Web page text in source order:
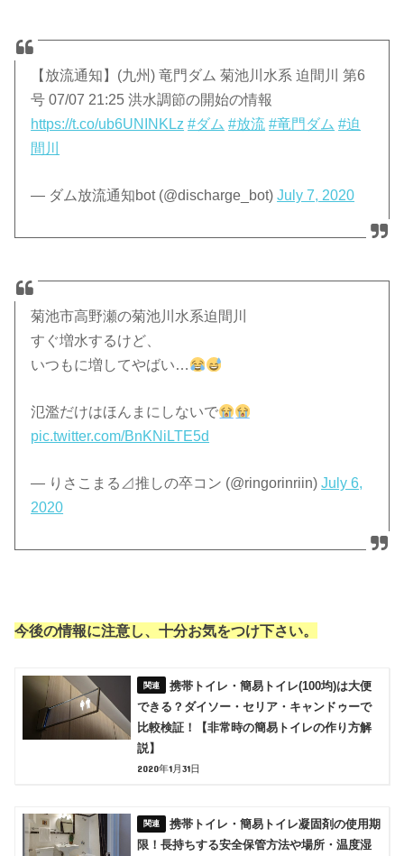
【放流通知】(九州) 竜門ダム 菊池川水系 迫間川 第6
号 07/07 21:25 洪水調節の開始の情報
https://t.co/ub6UNINKLz #ダム #放流 #竜門ダム #迫
間川
— ダム放流通知bot (@discharge_bot)July 7, 2020
菊池市高野瀬の菊池川水系迫間川
すぐ増水するけど、
いつもに増してやばい…
氾濫だけはほんまにしないで
pic.twitter.com/BnKNiLTE5d
— りさこまる⊿推しの卒コン (@ringorinriin)July 6,
2020
今後の情報に注意し、十分お気をつけ下さい。
携帯トイレ・簡易トイレ(100均)は大便
できる？ダイソー・セリア・キャンドゥーで
比較検証！【非常時の簡易トイレの作り方解
説】
2020年1月31日
携帯トイレ・簡易トイレ凝固剤の使用期
限！長持ちする安全保管方法や場所・温度湿